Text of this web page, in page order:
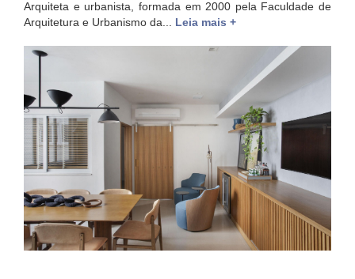
Arquiteta e urbanista, formada em 2000 pela Faculdade de
Arquitetura e Urbanismo da... Leia mais +